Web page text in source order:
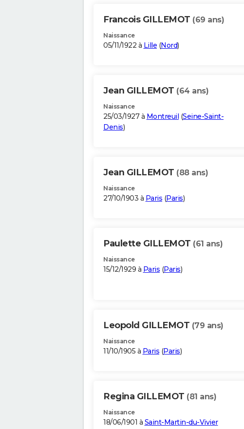
Francois GILLEMOT (69 ans)
Naissance
05/11/1922 à Lille (Nord)
Jean GILLEMOT (64 ans)
Naissance
25/03/1927 à Montreuil (Seine-Saint-
Denis)
Jean GILLEMOT (88 ans)
Naissance
27/10/1903 à Paris (Paris)
Paulette GILLEMOT (61 ans)
Naissance
15/12/1929 à Paris (Paris)
Leopold GILLEMOT (79 ans)
Naissance
11/10/1905 à Paris (Paris)
Regina GILLEMOT (81 ans)
Naissance
18/06/1901 à Saint-Martin-du-Vivier